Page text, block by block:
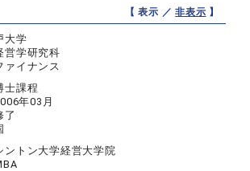
【 表示 ／非表示 】
大学
営学研究科
ァイナンス
士課程
年03月
了
ントン大学経営大学院